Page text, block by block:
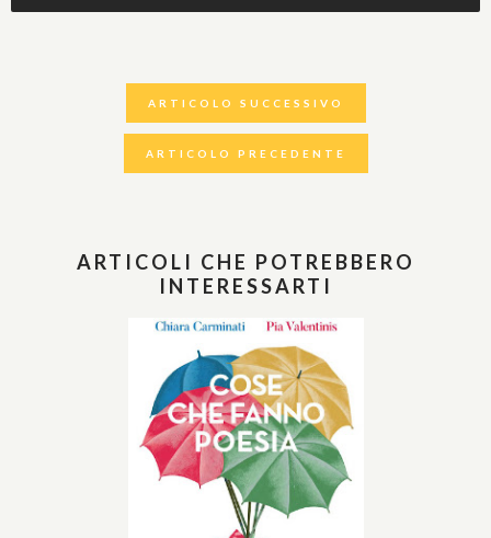
ARTICOLO SUCCESSIVO
ARTICOLO PRECEDENTE
ARTICOLI CHE POTREBBERO
INTERESSARTI